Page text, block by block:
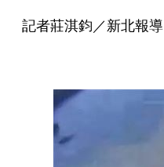
記者莊淇鈞／新北報導